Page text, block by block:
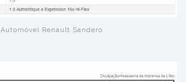
Automóvel Renault Sandero